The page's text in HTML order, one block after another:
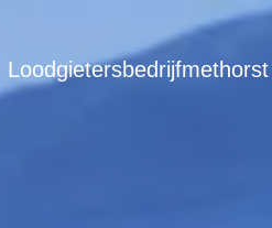
Loodgietersbedrijfmethorst